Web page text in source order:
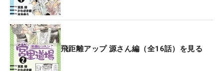
飛距離アップ 源さん編（全16話）を見る